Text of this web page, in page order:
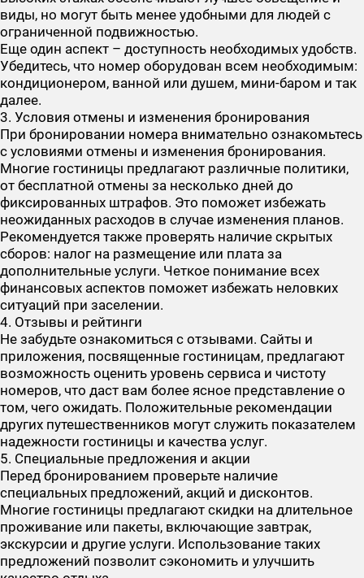
виды, но могут быть менее удобными для людей с
ограниченной подвижностью.
Еще один аспект – доступность необходимых удобств.
Убедитесь, что номер оборудован всем необходимым:
кондиционером, ванной или душем, мини-баром и так
далее.
3. Условия отмены и изменения бронирования
При бронировании номера внимательно ознакомьтесь
с условиями отмены и изменения бронирования.
Многие гостиницы предлагают различные политики,
от бесплатной отмены за несколько дней до
фиксированных штрафов. Это поможет избежать
неожиданных расходов в случае изменения планов.
Рекомендуется также проверять наличие скрытых
сборов: налог на размещение или плата за
дополнительные услуги. Четкое понимание всех
финансовых аспектов поможет избежать неловких
ситуаций при заселении.
4. Отзывы и рейтинги
Не забудьте ознакомиться с отзывами. Сайты и
приложения, посвященные гостиницам, предлагают
возможность оценить уровень сервиса и чистоту
номеров, что даст вам более ясное представление о
том, чего ожидать. Положительные рекомендации
других путешественников могут служить показателем
надежности гостиницы и качества услуг.
5. Специальные предложения и акции
Перед бронированием проверьте наличие
специальных предложений, акций и дисконтов.
Многие гостиницы предлагают скидки на длительное
проживание или пакеты, включающие завтрак,
экскурсии и другие услуги. Использование таких
предложений позволит сэкономить и улучшить